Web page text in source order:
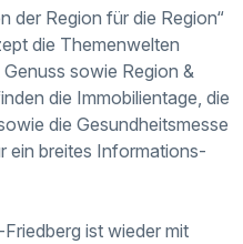
der Region für die Region“
die Themenwelten
sowie Region &
die Immobilientage, die
die Gesundheitsmesse
ein breites Informations-
ist wieder mit